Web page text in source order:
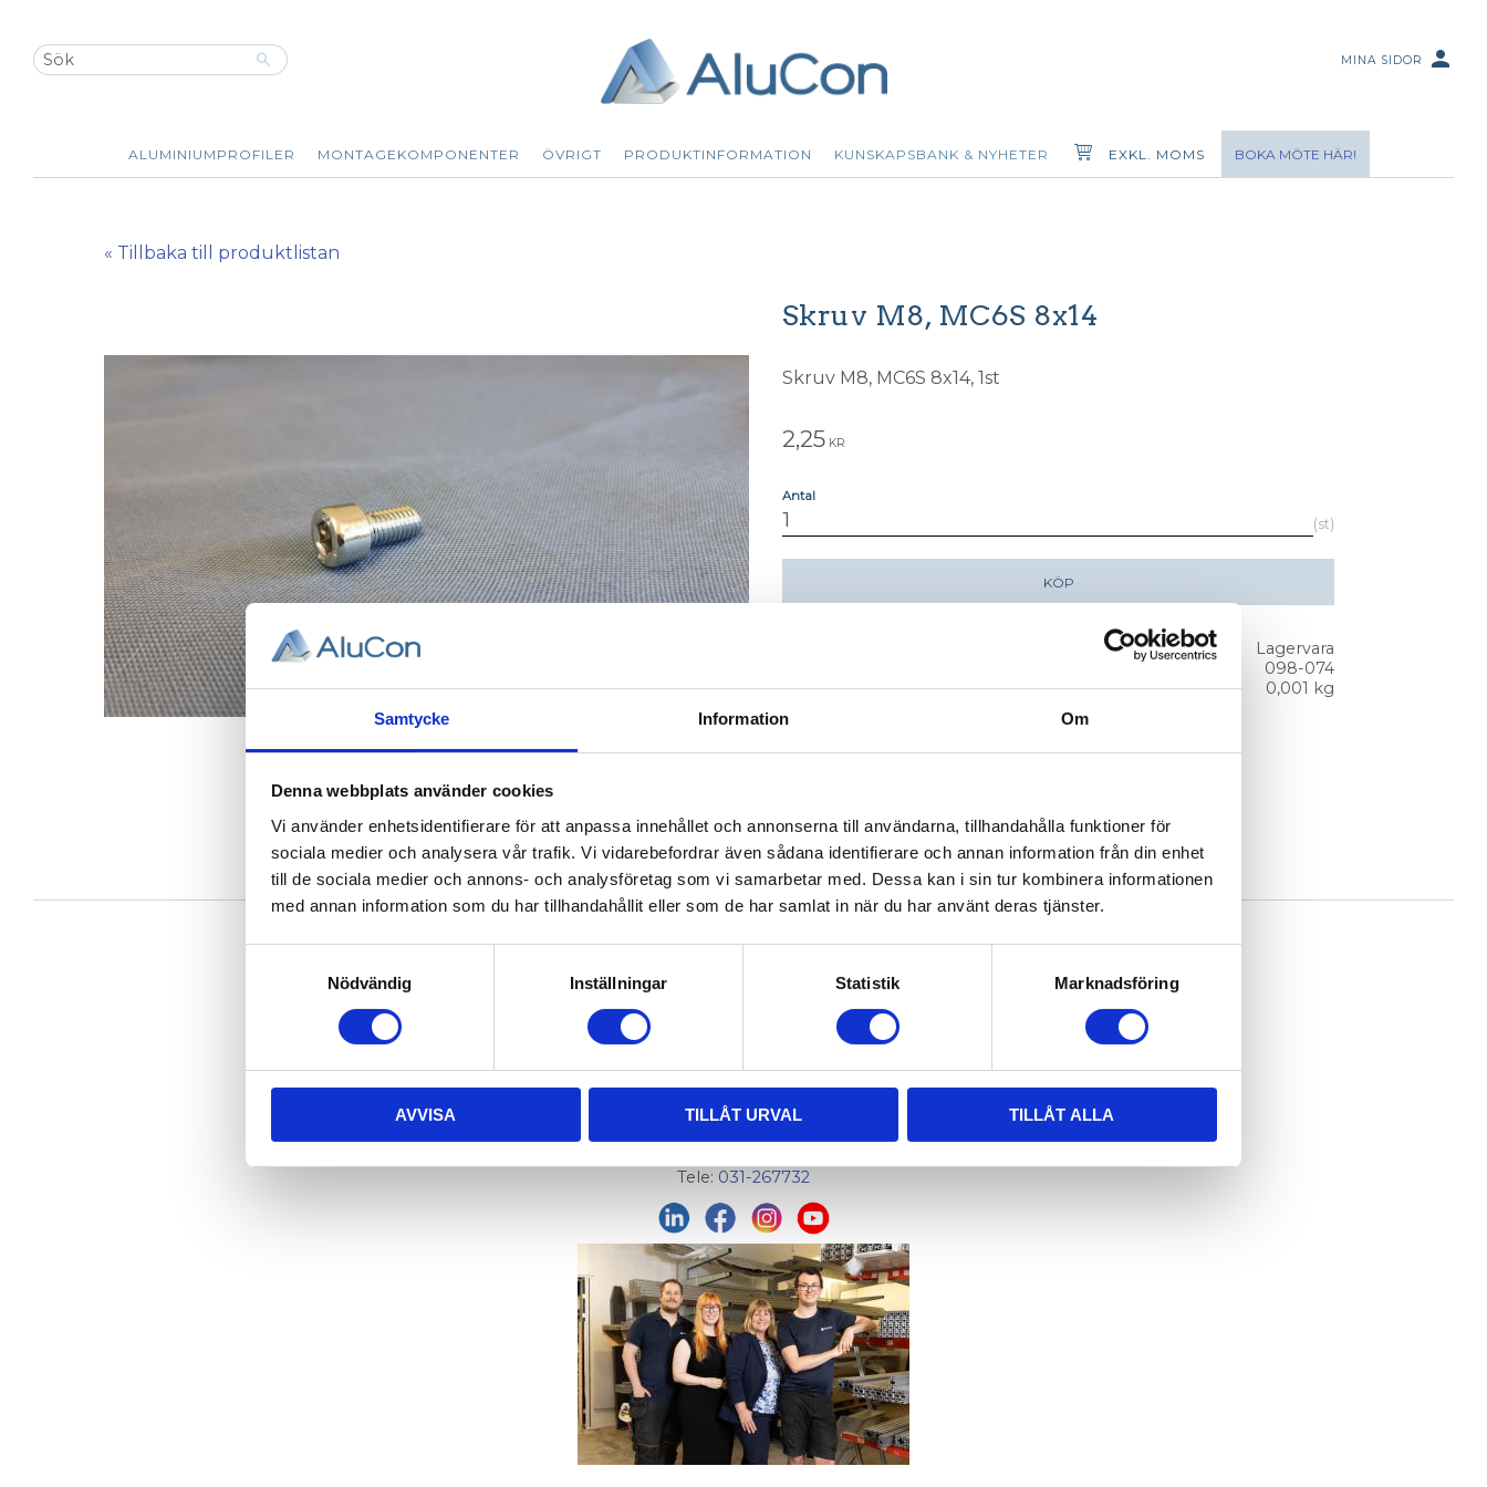
Samtycke Information Om
Denna webbplats använder cookies
Vi använder enhetsidentifierare för att anpassa innehållet och annonserna till användarna, tillhandahålla funktioner för
sociala medier och analysera vår trafik. Vi vidarebefordrar även sådana identifierare och annan information från din enhet
till de sociala medier och annons- och analysföretag som vi samarbetar med. Dessa kan i sin tur kombinera informationen
med annan information som du har tillhandahållit eller som de har samlat in när du har använt deras tjänster.
Nödvändig
Inställningar Statistik Marknadsföring
AVVISA TILLÅT URVAL TILLÅT ALLA
MINA SIDOR person
ALUMINIUMPROFILER MONTAGEKOMPONENTER ÖVRIGT PRODUKTINFORMATION KUNSKAPSBANK & NYHETER EXKL. MOMS BOKA MÖTE HÄR!
« Tillbaka till produktlistan
Skruv M8, MC6S 8x14
Skruv M8, MC6S 8x14, 1st
2,25KR
Antal
st
KÖP
Lagervara
098-074
Vikt
0,001 kg
Adress:Von Utfallsgatan 16, 415 05 Göteborg
Öppettider hämtlager:
Vardagar: 08:00 -16:00 - Lunch 12:00 - 13:00
Tele: 031-267732